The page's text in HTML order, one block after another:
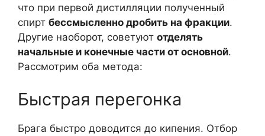
что при первой дистилляции полученный
спирт бессмысленно дробить на фракции.
Другие наоборот, советуют отделять
начальные и конечные части от основной.
Рассмотрим оба метода:
Быстрая перегонка
Брага быстро доводится до кипения. Отбор